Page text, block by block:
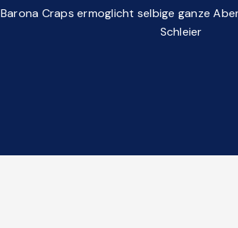
Barona Craps ermoglicht selbige ganze
Schleier